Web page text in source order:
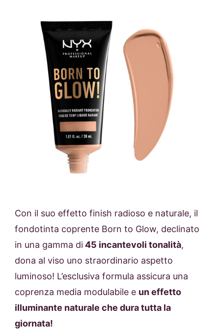
Con il suo effetto finish radioso e naturale, il
fondotinta coprente Born to Glow, declinato
in una gamma di45 incantevoli tonalità,
dona al viso uno straordinario aspetto
luminoso! L’esclusiva formula assicura una
coprenza media modulabile e un effetto
illuminante naturale che dura tutta la
giornata!